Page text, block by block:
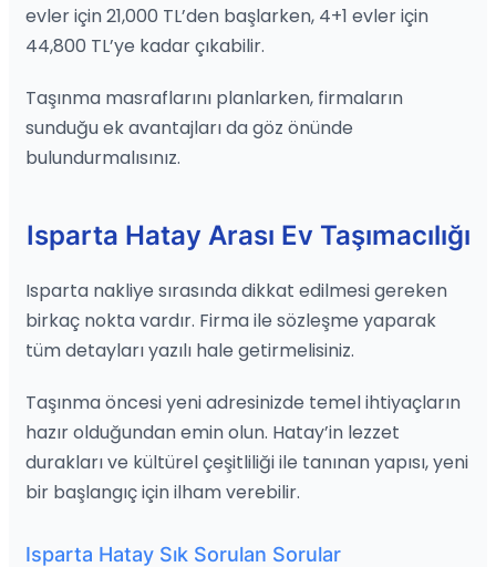
evler için 21,000 TL’den başlarken, 4+1 evler için
44,800 TL’ye kadar çıkabilir.
Taşınma masraflarını planlarken, firmaların
sunduğu ek avantajları da göz önünde
bulundurmalısınız.
Isparta Hatay Arası Ev Taşımacılığı
Isparta nakliye sırasında dikkat edilmesi gereken
birkaç nokta vardır. Firma ile sözleşme yaparak
tüm detayları yazılı hale getirmelisiniz.
Taşınma öncesi yeni adresinizde temel ihtiyaçların
hazır olduğundan emin olun. Hatay’in lezzet
durakları ve kültürel çeşitliliği ile tanınan yapısı, yeni
bir başlangıç için ilham verebilir.
Isparta Hatay Sık Sorulan Sorular